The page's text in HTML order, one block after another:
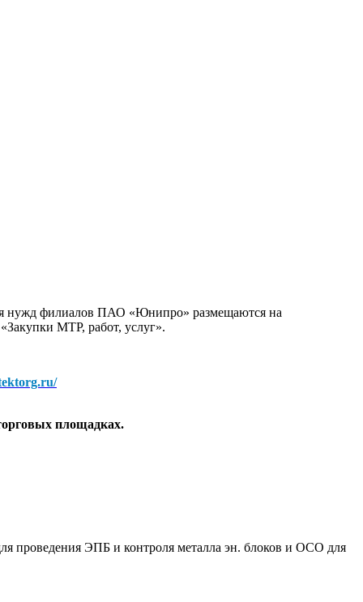
нужд филиалов ПАО «Юнипро» размещаются на
«Закупки МТР, работ, услуг».
площадках.
проведения ЭПБ и контроля металла эн. блоков и ОСО для